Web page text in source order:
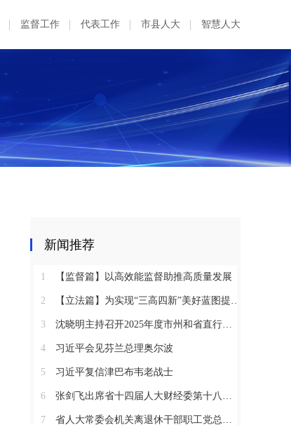
监督工作 代表工作 市县人大 智慧人大
新闻推荐
1 【监督篇】以高效能监督助推高质量发展
2 【立法篇】为实现“三高四新”美好蓝图提供坚实法治保障
3 沈晓明主持召开2025年度市州和省直行业系统党（工）委书记抓基层党建工作述职评议会议
4 习近平会见芬兰总理奥尔波
5 习近平复信津巴布韦老战士
6 张剑飞出席省十四届人大财经委第十八次全体会议
7 省人大常委会机关离退休干部职工党总支召开2025年度总结表彰大会